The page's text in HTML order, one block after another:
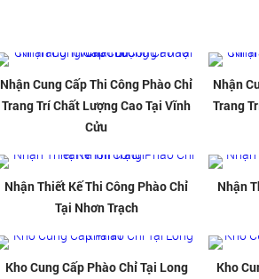
Nhận Cung Cấp Thi Công Phào Chỉ
Trang Trí Chất Lượng Cao Tại Vĩnh
Cửu
Nhận
Trang
Nhận Thiết Kế Thi Công Phào Chỉ
Tại Nhơn Trạch
Nhận
Kho Cung Cấp Phào Chỉ Tại Long
Kho